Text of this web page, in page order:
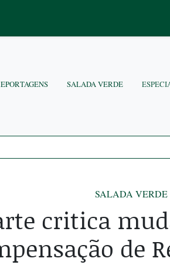
SALADA VERDE
SALADA VERDE
critica
de